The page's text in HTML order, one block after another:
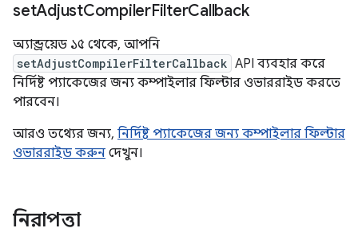
setAdjustCompilerFilterCallback
অ্যান্ড্রয়েড ১৫ থেকে, আপনি
setAdjustCompilerFilterCallback API ব্যবহার করে
নির্দিষ্ট প্যাকেজের জন্য কম্পাইলার ফিল্টার ওভাররাইড করতে
পারবেন।
আরও তথ্যের জন্য, নির্দিষ্ট প্যাকেজের জন্য কম্পাইলার ফিল্টার
ওভাররাইড করুন দেখুন।
নিরাপত্তা